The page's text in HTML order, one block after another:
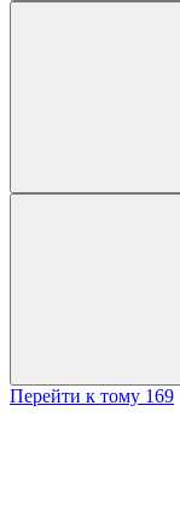
Перейти к тому 169